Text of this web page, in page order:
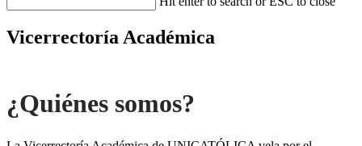
Vicerrectoría Académica
¿Quiénes somos?